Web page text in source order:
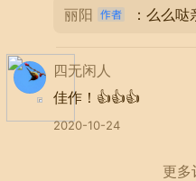
丽阳 ：么么
四无闲人
佳作！👍👍👍
2020-10-24
更多